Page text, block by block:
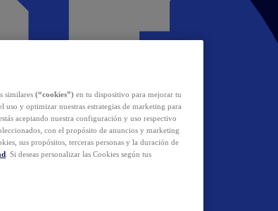
similares (“cookies”) en tu dispositivo para mejorar tu
y optimizar nuestras estrategias de marketing para
estás aceptando nuestra configuración y uso respectivo
con el propósito de anuncios y marketing
sus propósitos, terceras personas y la duración de
. Si deseas personalizar las Cookies según tus